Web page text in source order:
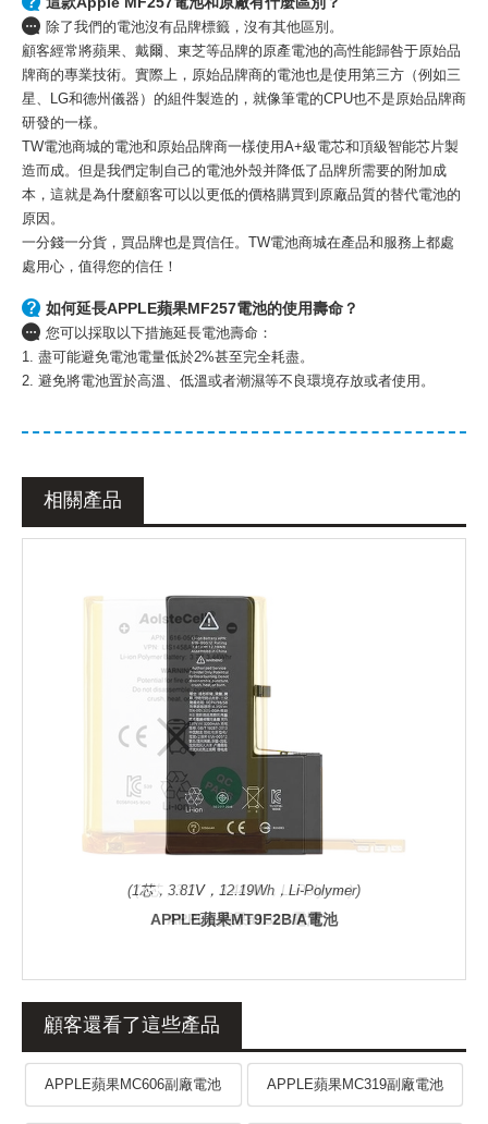
除了我們的電池沒有品牌標籤，沒有其他區別。
顧客經常將蘋果、戴爾、東芝等品牌的原產電池的高性能歸咎于原始品
牌商的專業技術。實際上，原始品牌商的電池也是使用第三方（例如三
星、LG和德州儀器）的組件製造的，就像筆電的CPU也不是原始品牌商
研發的一樣。
TW電池商城的電池和原始品牌商一樣使用A+級電芯和頂級智能芯片製
造而成。但是我們定制自己的電池外殼并降低了品牌所需要的附加成
本，這就是為什麼顧客可以以更低的價格購買到原廠品質的替代電池的
原因。
一分錢一分貨，買品牌也是買信任。TW電池商城在產品和服務上都處
處用心，值得您的信任！
如何延長APPLE蘋果MF257電池的使用壽命？
您可以採取以下措施延長電池壽命：
1. 盡可能避免電池電量低於2%甚至完全耗盡。
2. 避免將電池置於高溫、低溫或者潮濕等不良環境存放或者使用。
相關產品
(1芯，3.81V，12.19Wh，Li-Polymer)
APPLE蘋果MT9F2B/A電池
顧客還看了這些產品
APPLE蘋果MC606副廠電池 APPLE蘋果MC319副廠電池